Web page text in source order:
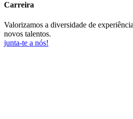
Carreira
Valorizamos a diversidade de
novos talentos.
junta-te a nós!